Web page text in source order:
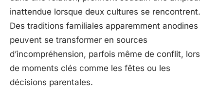
inattendue lorsque deux cultures se rencontrent.
Des traditions familiales apparemment anodines
peuvent se transformer en sources
d’incompréhension, parfois même de conflit, lors
de moments clés comme les fêtes ou les
décisions parentales.